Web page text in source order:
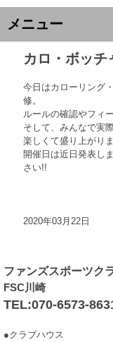
メニュー
カロ・ボッチ
今日はカローリング
修。
ルールの確認やフィ
そして、みんなで実
楽しくて盛り上がり
開催日は近日発表し
さい!!
2020年03月22日
ファンズスポーツク
FSC川崎
TEL:070-6573-
●クラブハウス